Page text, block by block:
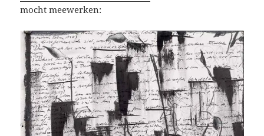
mocht meewerken: